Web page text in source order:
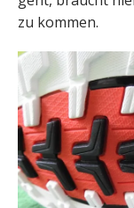
zu kommen.